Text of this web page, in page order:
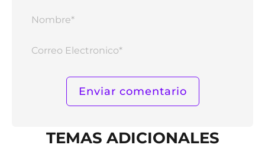
TEMAS ADICIONALES